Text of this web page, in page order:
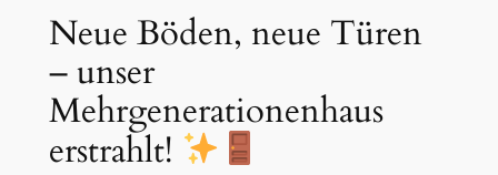
Neue Böden, neue Türen
– unser
Mehrgenerationenhaus
erstrahlt!